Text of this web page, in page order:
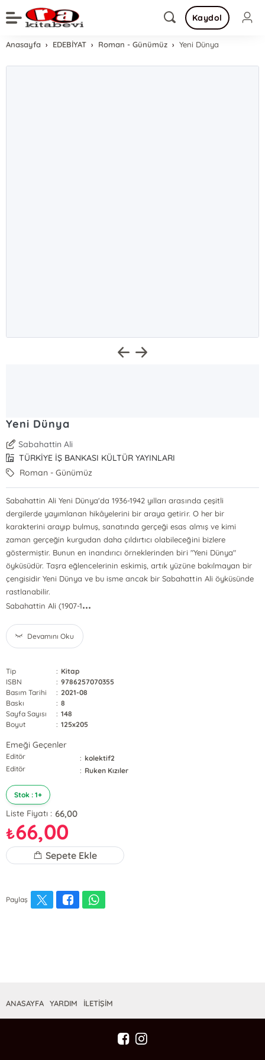
Kaydol
Anasayfa EDEBİYAT Roman - Günümüz Yeni Dünya
Yeni Dünya
Sabahattin Ali
TÜRKİYE İŞ BANKASI KÜLTÜR YAYINLARI
Roman - Günümüz
Sabahattin Ali Yeni Dünya'da 1936-1942 yılları arasında çeşitli
dergilerde yayımlanan hikâyelerini bir araya getirir. O her bir
karakterini arayıp bulmuş, sanatında gerçeği esas almış ve kimi
zaman gerçeğin kurgudan daha çıldırtıcı olabileceğini bizlere
göstermiştir. Bunun en inandırıcı örneklerinden biri "Yeni Dünya"
öyküsüdür. Taşra eğlencelerinin eskimiş, artık yüzüne bakılmayan bir
çengisidir Yeni Dünya ve bu isme ancak bir Sabahattin Ali öyküsünde
rastlanabilir.
Sabahattin Ali (1907-1...
Devamını Oku
Tip : Kitap
ISBN
: 9786257070355
Basım Tarihi
: 2021-08
Baskı
: 8
Sayfa Sayısı
: 148
Boyut
: 125x205
Emeği Geçenler
Editör : kolektif2
Editör
: Ruken Kızıler
Stok : 1+
Liste Fiyatı : 66,00
₺66,00
Sepete Ekle
Paylaş
ANASAYFA YARDIM İLETİŞİM